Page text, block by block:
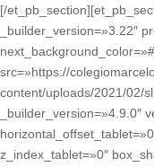
[/
_builder_version=»3.22″
src=»https://
content/uploads/2021/02/
_builder_version=»4.9.0″
z_index_tablet=»0″